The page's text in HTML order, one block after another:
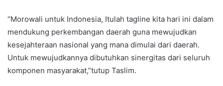
“Morowali untuk Indonesia, Itulah tagline kita hari ini dalam
mendukung perkembangan daerah guna mewujudkan
kesejahteraan nasional yang mana dimulai dari daerah.
Untuk mewujudkannya dibutuhkan sinergitas dari seluruh
komponen masyarakat,”tutup Taslim.